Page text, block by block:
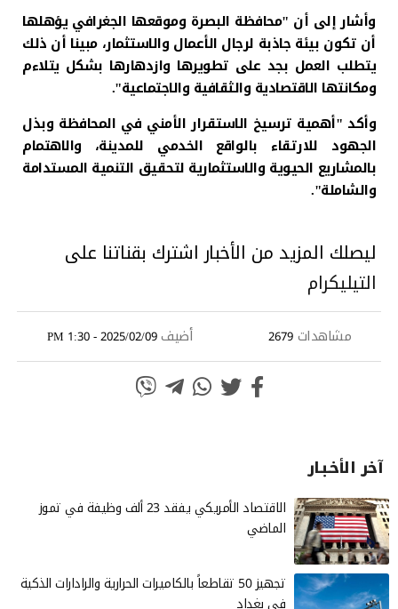
وأشار إلى أن "محافظة البصرة وموقعها الجغرافي يؤهلها
أن تكون بيئة جاذبة لرجال الأعمال والاستثمار، مبينا أن ذلك
يتطلب العمل بجد على تطويرها وازدهارها بشكل يتلاءم
ومكانتها الاقتصادية والثقافية والاجتماعية".
وأكد "أهمية ترسيخ الاستقرار الأمني في المحافظة وبذل
الجهود للارتقاء بالواقع الخدمي للمدينة، والاهتمام
بالمشاريع الحيوية والاستثمارية لتحقيق التنمية المستدامة
والشاملة".
ليصلك المزيد من الأخبار اشترك بقناتنا على
التيليكرام
مشاهدات 2679 أضيف2025/02/09 - 1:30 PM
آخر الأخـبـار
الاقتصاد الأمريكي يفقد 23 ألف وظيفة في تموز
الماضي
تجهيز 50 تقاطعاً بالكاميرات الحرارية والرادارات الذكية